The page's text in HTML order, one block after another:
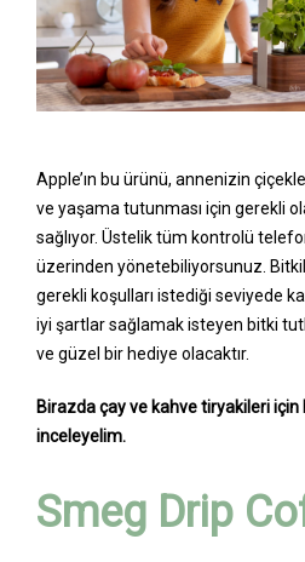
Apple’ın bu ürünü, annenizin
ve yaşama tutunması için gerekli
sağlıyor. Üstelik tüm kontrolü
üzerinden yönetebiliyorsunuz.
gerekli koşulları istediği seviyede
iyi şartlar sağlamak isteyen bitki
ve güzel bir hediye olacaktır.
Birazda çay ve kahve tiryakileri
inceleyelim.
Smeg Drip